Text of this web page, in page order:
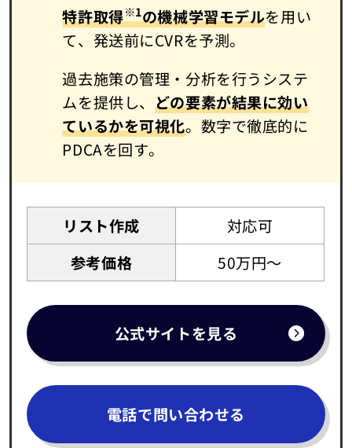
特許取得※1の機械学習モデルを用い
て、発送前にCVRを予測。
過去施策の管理・分析を行うシステ
ムを提供し、 どの要素が結果に効い
ているかを可視化。数字で徹底的に
PDCAを回す。
リスト作成
対応可
参考価格
50万円～
公式サイトを見る
電話で問い合わせる